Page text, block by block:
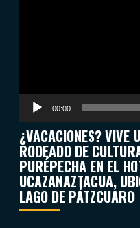
00:00
¿VACACIONES? VIVE
RODEADO DE
PURÉPECHA EN EL
UCAZANAZTACUA,
LAGO DE PÁTZCUARO